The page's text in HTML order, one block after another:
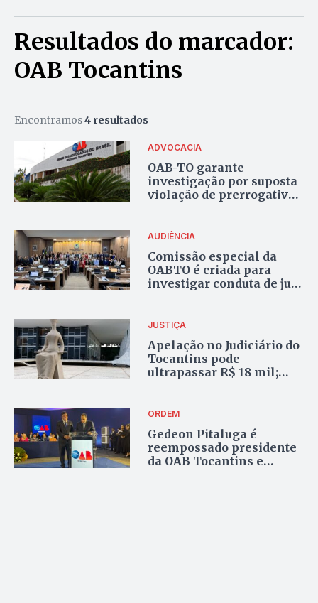
Resultados do marcador:
OAB Tocantins
Encontramos4 resultados
ADVOCACIA
OAB-TO garante
investigação por suposta
violação de prerrogativas
AUDIÊNCIA
Comissão especial da
OABTO é criada para
investigar conduta de juiz
JUSTIÇA
Apelação no Judiciário do
Tocantins pode
ultrapassar R$ 18 mil;
STF
ORDEM
Gedeon Pitaluga é
reempossado presidente
da OAB Tocantins e